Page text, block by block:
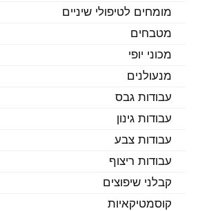
מומחים לטיפולי שיניים
מטבחים
מכוני יופי
מנעולנים
עבודות גבס
עבודות גינון
עבודות צבע
עבודות ריצוף
קבלני שיפוצים
קוסמטיקאיות